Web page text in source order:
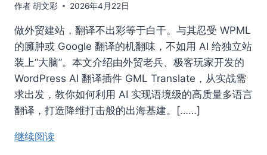
作者胡文彩 2026年4月22日
做外贸建站，翻译不出彩等于白干。与其忍受 WPML
的臃肿或 Google 翻译的机翻味，不如用 AI 给独立站
装上“大脑”。本文介绍由外贸老兵、极客玩家开发的
WordPress AI 翻译插件 GML Translate，从实战需
求出发，教你如何利用 AI 实现语境级的高质量多语言
翻译，打造降维打击般的出海基建。[……]
继续阅读